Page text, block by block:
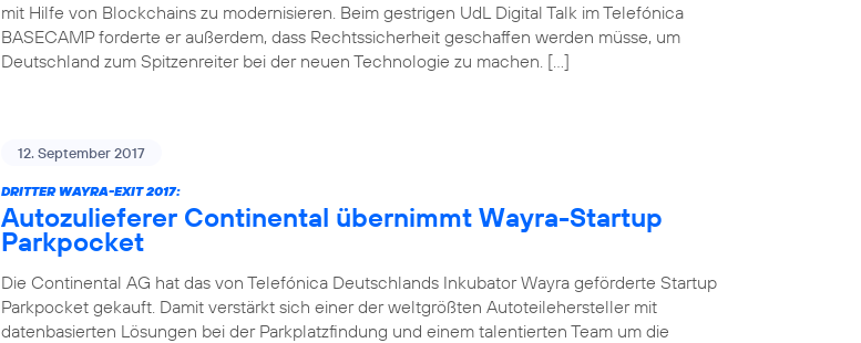
mit Hilfe von Blockchains zu modernisieren. Beim gestrigen UdL Digital Talk im Telefónica
BASECAMP forderte er außerdem, dass Rechtssicherheit geschaffen werden müsse, um
Deutschland zum Spitzenreiter bei der neuen Technologie zu machen. […]
12. September 2017
DRITTER WAYRA-EXIT 2017:
Autozulieferer Continental übernimmt Wayra-Startup
Parkpocket
Die Continental AG hat das von Telefónica Deutschlands Inkubator Wayra geförderte Startup
Parkpocket gekauft. Damit verstärkt sich einer der weltgrößten Autoteilehersteller mit
datenbasierten Lösungen bei der Parkplatzfindung und einem talentierten Team um die